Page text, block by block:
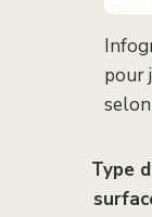
pour
Type